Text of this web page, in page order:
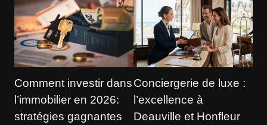
Comment investir dans
l’immobilier en 2026:
stratégies gagnantes
Conciergerie de luxe :
l’excellence à
Deauville et Honfleur